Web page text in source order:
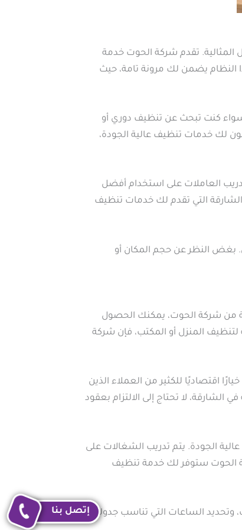
المثالية. تقدم شركة الحوت خدمة
النظام يضمن لك مرونة تامة، حيث
سواء كنت تبحث عن تنظيف دوري أو
لك خدمات تنظيف عالية الجودة،
العاملات على استخدام أفضل
التي تقدم لك خدمات تنظيف
بغض النظر عن حجم المكان أو
من شركة الحوت، يمكنك الحصول
المنزل أو المكتب، فإن شركة
اقتصاديًا للكثير من العملاء الذين
لا تحتاج إلى الالتزام بعقود
الجودة. يتم تدريب الشغالات على
الحوت ستوفر لك خدمة تنظيف
الساعات التي تناسب جدولك.إتصل بنا